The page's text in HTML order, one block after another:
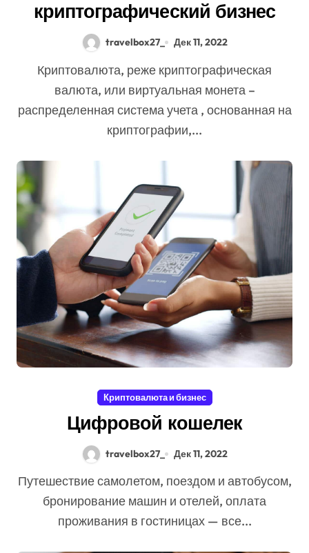
криптографический бизнес
travelbox27_ Дек 11, 2022
Криптовалюта, реже криптографическая
валюта, или виртуальная монета –
распределенная система учета , основанная на
криптографии,...
Криптовалюта и бизнес
Цифровой кошелек
travelbox27_ Дек 11, 2022
Путешествие самолетом, поездом и автобусом,
бронирование машин и отелей, оплата
проживания в гостиницах — все...